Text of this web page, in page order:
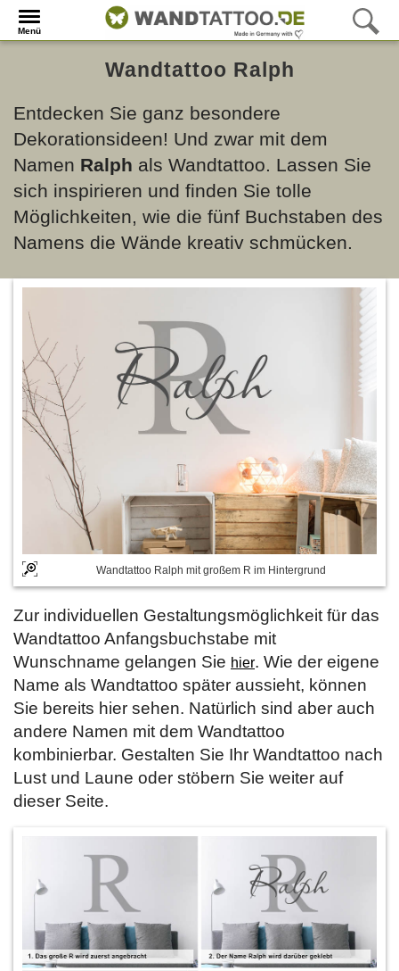
Menü
Wandtattoo Ralph
Entdecken Sie ganz besondere
Dekorationsideen! Und zwar mit dem
Namen Ralph als Wandtattoo. Lassen Sie
sich inspirieren und finden Sie tolle
Möglichkeiten, wie die fünf Buchstaben des
Namens die Wände kreativ schmücken.
Wandtattoo Ralph mit großem R im Hintergrund
Zur individuellen Gestaltungsmöglichkeit für das
Wandtattoo Anfangsbuchstabe mit
Wunschname gelangen Sie hier. Wie der eigene
Name als Wandtattoo später aussieht, können
Sie bereits hier sehen. Natürlich sind aber auch
andere Namen mit dem Wandtattoo
kombinierbar. Gestalten Sie Ihr Wandtattoo nach
Lust und Laune oder stöbern Sie weiter auf
dieser Seite.